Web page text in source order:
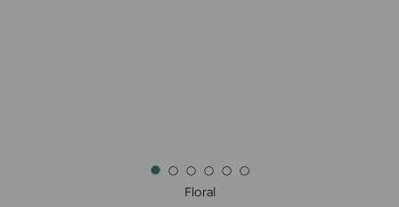
Floral